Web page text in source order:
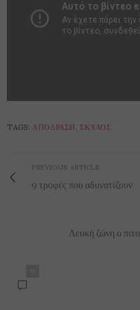
TAGS: ΑΠΌΔΡΑΣΗ ΣΚΎΛΟΣ
PREVIOUS ARTICLE
9 τροφές που αδυνατίζουν
Λευκή ζώνη ο